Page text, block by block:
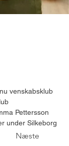
Næste
venskabsklub
Pettersson
under Silkeborg